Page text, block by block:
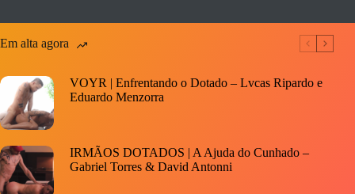
Em alta agora
VOYR | Enfrentando o Dotado – Lvcas Ripardo e
Eduardo Menzorra
IRMÃOS DOTADOS | A Ajuda do Cunhado –
Gabriel Torres & David Antonni